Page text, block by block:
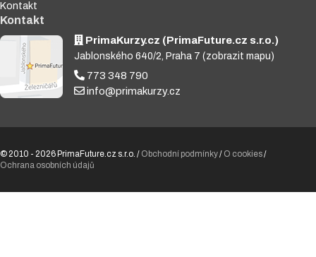
Kontakt
Kontakt
PrimaKurzy.cz (PrimaFuture.cz s.r.o.)
Jablonského 640/2, Praha 7 (zobrazit mapu)
773 348 790
info@primakurzy.cz
© 2010 - 2026 PrimaFuture.cz s.r.o. / Obchodní podmínky/ O cookies/
Ochrana osobních údajů